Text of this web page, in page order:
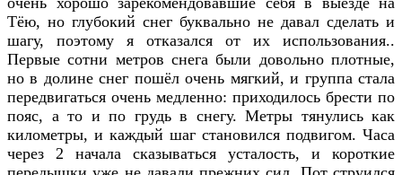
Тёю, но глубокий снег буквально не давал сделать и
шагу, поэтому я отказался от их использования..
Первые сотни метров снега были довольно плотные,
но в долине снег пошёл очень мягкий, и группа стала
передвигаться очень медленно: приходилось брести по
пояс, а то и по грудь в снегу. Метры тянулись как
километры, и каждый шаг становился подвигом. Часа
через 2 начала сказываться усталость, и короткие